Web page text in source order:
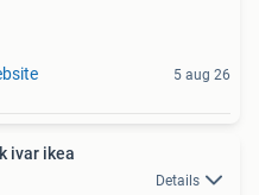
5 aug 26
ivar ikea
Details